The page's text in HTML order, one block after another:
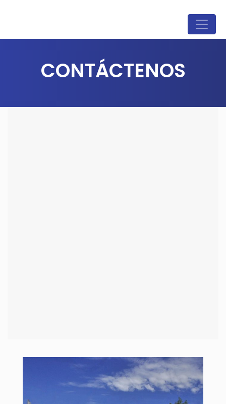
CONTÁCTENOS